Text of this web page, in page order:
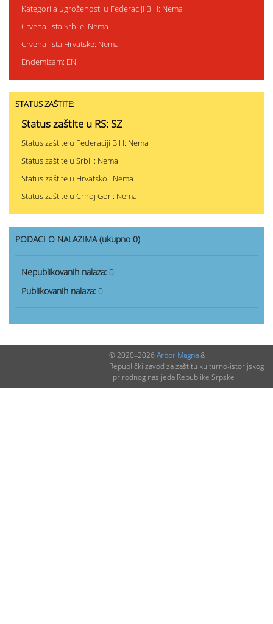
Kategorija ugroženosti u Federaciji BiH: Nema
Crvena lista Srbije: Nema
Crvena lista Hrvatske: Nema
Endemizam: EN
STATUS ZAŠTITE:
Status zaštite u RS: SZ
Status zaštite u Federaciji BiH: Nema
Status zaštite u Srbiji: Nema
Status zaštite u Hrvatskoj: Nema
Status zaštite u Crnoj Gori: Nema
PODACI O NALAZIMA (ukupno 0)
Nepublikovanih nalaza: 0
Publikovanih nalaza: 0
© 2020–2026 Arbor Magna&
Republički zavod za zaštitu kulturno-istorijskog
i prirodnog nasljeđa Republike Srpske